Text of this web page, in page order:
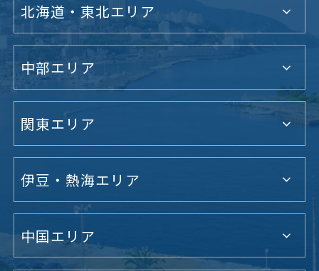
北海道・東北エリア
中部エリア
関東エリア
伊豆・熱海エリア
中国エリア